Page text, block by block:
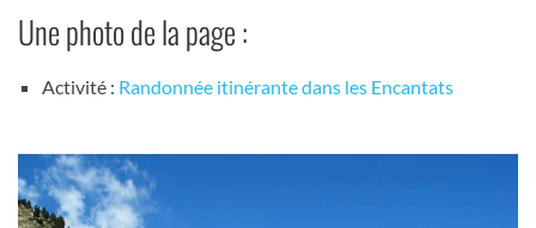
Une photo de la page :
Activité : Randonnée itinérante dans les Encantats